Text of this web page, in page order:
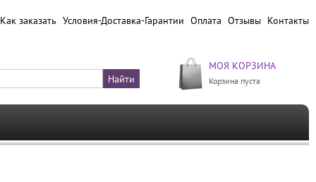
Как заказать Условия-Доставка-Гарантии Оплата Отзывы Контакты
МОЯ КОРЗИНА
Корзина пуста